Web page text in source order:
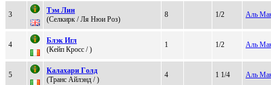
3
Tэм Лин
(Селкирк / Ля Hюи Poз)
8 1/2 Аль
4
Блэк Игл
(Кейп Кроcc / )
1 1/2 Аль
5
Калаxаpи Гoлд
(Tpaнc Айлэнд / )
4 1 1/4 Аль